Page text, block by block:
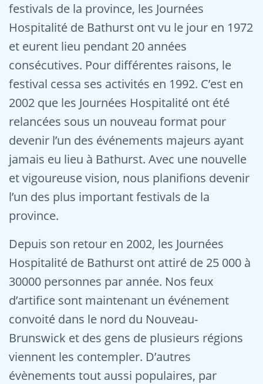
festivals de la province, les Journées
Hospitalité de Bathurst ont vu le jour en 1972
et eurent lieu pendant 20 années
consécutives. Pour différentes raisons, le
festival cessa ses activités en 1992. C’est en
2002 que les Journées Hospitalité ont été
relancées sous un nouveau format pour
devenir l’un des événements majeurs ayant
jamais eu lieu à Bathurst. Avec une nouvelle
et vigoureuse vision, nous planifions devenir
l’un des plus important festivals de la
province.
Depuis son retour en 2002, les Journées
Hospitalité de Bathurst ont attiré de 25 000 à
30000 personnes par année. Nos feux
d’artifice sont maintenant un événement
convoité dans le nord du Nouveau-
Brunswick et des gens de plusieurs régions
viennent les contempler. D’autres
évènements tout aussi populaires, par